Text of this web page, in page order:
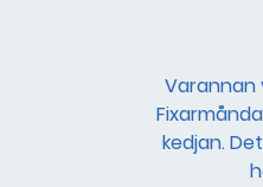
Varannan
kedjan.